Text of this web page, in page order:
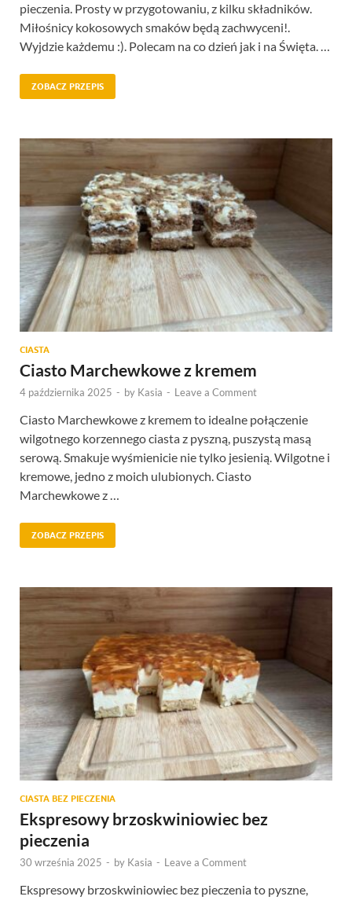
pieczenia. Prosty w przygotowaniu, z kilku składników.
Miłośnicy kokosowych smaków będą zachwyceni!.
Wyjdzie każdemu :). Polecam na co dzień jak i na Święta. …
ZOBACZ PRZEPIS
CIASTA
Ciasto Marchewkowe z kremem
4 października 2025 - by Kasia - Leave a Comment
Ciasto Marchewkowe z kremem to idealne połączenie
wilgotnego korzennego ciasta z pyszną, puszystą masą
serową. Smakuje wyśmienicie nie tylko jesienią. Wilgotne i
kremowe, jedno z moich ulubionych. Ciasto
Marchewkowe z …
ZOBACZ PRZEPIS
CIASTA BEZ PIECZENIA
Ekspresowy brzoskwiniowiec bez
pieczenia
30 września 2025 - by Kasia - Leave a Comment
Ekspresowy brzoskwiniowiec bez pieczenia to pyszne,